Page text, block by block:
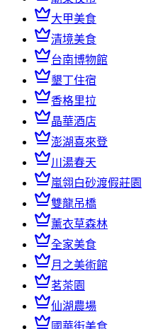
大甲美食
清境美食
台南博物館
墾丁住宿
香格里拉
晶華酒店
澎湖喜來登
川湯春天
嵐翎白砂渡假莊園
雙龍吊橋
薰衣草森林
全家美食
月之美術館
茗茶園
仙湖農場
國華街美食